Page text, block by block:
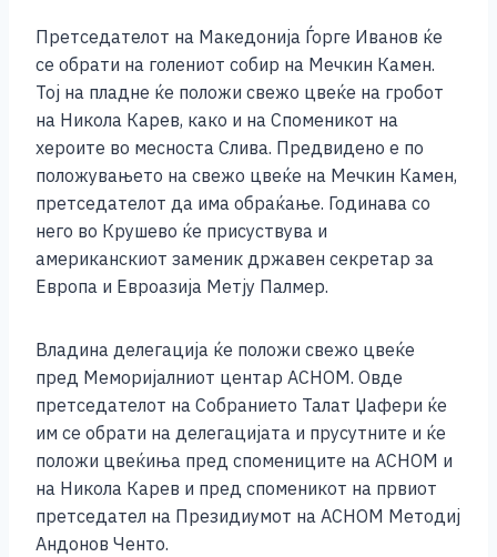
Претседателот на Македонија Ѓорге Иванов ќе
се обрати на голениот собир на Мечкин Камен.
Тој на пладне ќе положи свежо цвеќе на гробот
на Никола Карев, како и на Споменикот на
хероите во месноста Слива. Предвидено е по
положувањето на свежо цвеќе на Мечкин Камен,
претседателот да има обраќање. Годинава со
него во Крушево ќе присуствува и
американскиот заменик државен секретар за
Европа и Евроазија Метју Палмер.
Владина делегација ќе положи свежо цвеќе
пред Меморијалниот центар АСНОМ. Овде
претседателот на Собранието Талат Џафери ќе
им се обрати на делегацијата и прусутните и ќе
положи цвеќиња пред спомениците на АСНОМ и
на Никола Карев и пред споменикот на првиот
претседател на Президиумот на АСНОМ Методиј
Андонов Ченто.